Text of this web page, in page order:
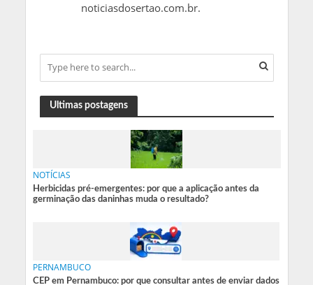
noticiasdosertao.com.br.
Ultimas postagens
NOTÍCIAS
Herbicidas pré-emergentes: por que a aplicação antes da
germinação das daninhas muda o resultado?
PERNAMBUCO
CEP em Pernambuco: por que consultar antes de enviar dados